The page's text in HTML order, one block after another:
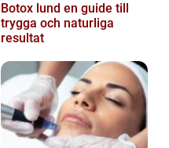
Botox lund en guide till
trygga och naturliga
resultat